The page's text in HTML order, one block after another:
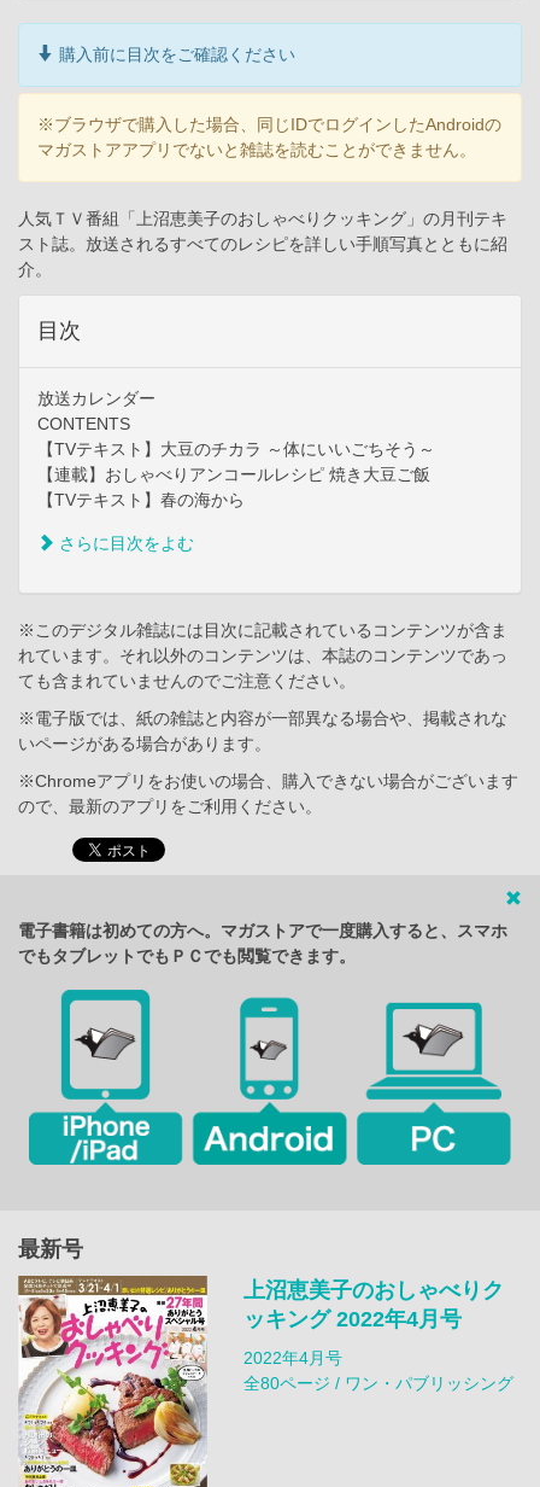
購入前に目次をご確認ください
※ブラウザで購入した場合、同じIDでログインしたAndroidの
マガストアアプリでないと雑誌を読むことができません。
人気ＴＶ番組「上沼恵美子のおしゃべりクッキング」の月刊テキ
スト誌。放送されるすべてのレシピを詳しい手順写真とともに紹
介。
目次
放送カレンダー
CONTENTS
【TVテキスト】大豆のチカラ ～体にいいごちそう～
【連載】おしゃべりアンコールレシピ 焼き大豆ご飯
【TVテキスト】春の海から
さらに目次をよむ
※このデジタル雑誌には目次に記載されているコンテンツが含ま
れています。それ以外のコンテンツは、本誌のコンテンツであっ
ても含まれていませんのでご注意ください。
※電子版では、紙の雑誌と内容が一部異なる場合や、掲載されな
いページがある場合があります。
※Chromeアプリをお使いの場合、購入できない場合がございます
ので、最新のアプリをご利用ください。
電子書籍は初めての方へ。マガストアで一度購入すると、スマホ
でもタブレットでもＰＣでも閲覧できます。
最新号
上沼恵美子のおしゃべりク
ッキング 2022年4月号
2022年4月号
全80ページ / ワン・パブリッシング